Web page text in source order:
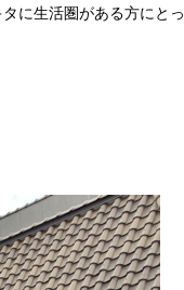
に生活圏がある方にとっ